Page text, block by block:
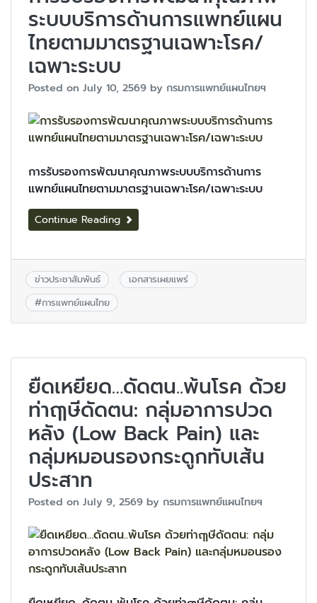
ระบบบริการด้านการแพทย์แผน
ไทยตามมาตรฐานเฉพาะโรค/
เฉพาะระบบ
Posted on July 10, 2569 by กรมการแพทย์แผนไทยฯ
การรับรองการพัฒนาคุณภาพระบบบริการด้านการ
แพทย์แผนไทยตามมาตรฐานเฉพาะโรค/เฉพาะระบบ
Continue Reading
ข่าวประชาสัมพันธ์
เอกสารเผยแพร่
#การแพทย์แผนไทย
ยืดเหยียด…ดัดตน..พ้นโรค ด้วย
ท่าฤๅษีดัดตน: กลุ่มอาการปวด
หลัง (Low Back Pain) และ
กลุ่มหมอนรองกระดูกทับเส้น
ประสาท
Posted on July 9, 2569 by กรมการแพทย์แผนไทยฯ